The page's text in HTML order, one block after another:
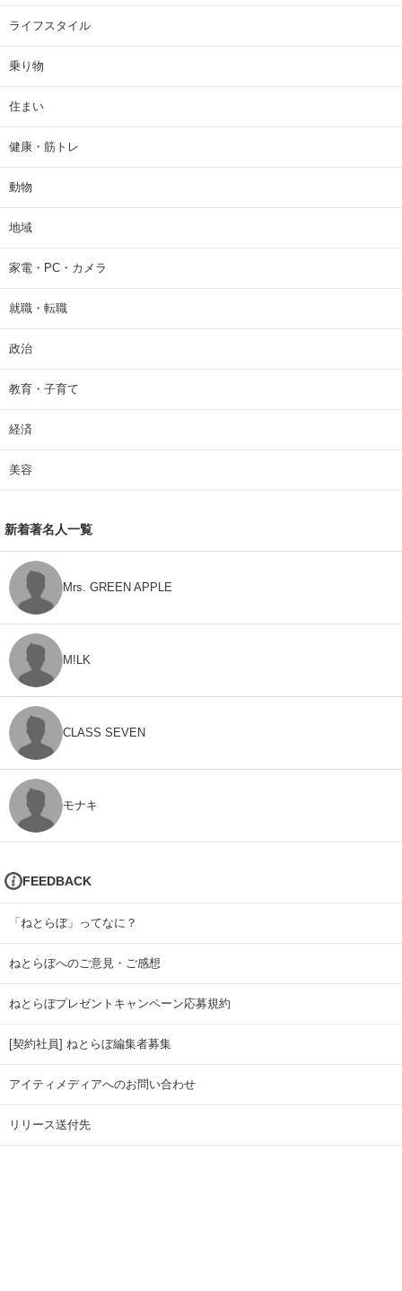
ライフスタイル
乗り物
住まい
健康・筋トレ
動物
地域
家電・PC・カメラ
就職・転職
政治
教育・子育て
経済
美容
新着著名人一覧
Mrs. GREEN APPLE
M!LK
CLASS SEVEN
モナキ
FEEDBACK
「ねとらぼ」ってなに？
ねとらぼへのご意見・ご感想
ねとらぼプレゼントキャンペーン応募規約
[契約社員] ねとらぼ編集者募集
アイティメディアへのお問い合わせ
リリース送付先